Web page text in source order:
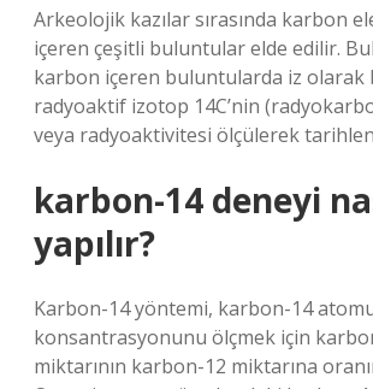
Arkeolojik kazılar sırasında karbon
içeren çeşitli buluntular elde edilir.
karbon içeren buluntularda iz olarak
radyoaktif izotop 14C’nin
veya radyoaktivitesi ölçülerek
karbon-14 deneyi
yapılır?
Karbon-14 yöntemi, karbon-14
konsantrasyonunu ölçmek için
miktarının karbon-12 miktarına